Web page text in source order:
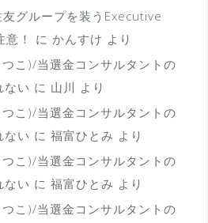
グループを装うExecutive
！
に かんすけ より
こ)/当選金コンサルタントの
ない に 山川 より
こ)/当選金コンサルタントの
ない に 福富ひとみ より
こ)/当選金コンサルタントの
ない に 福富ひとみ より
こ)/当選金コンサルタントの